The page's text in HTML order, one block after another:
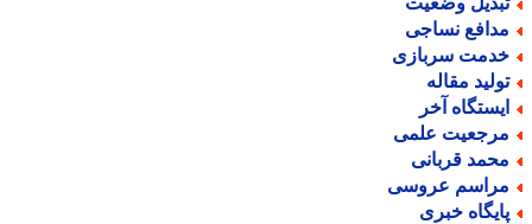
نساجی
سربازی
مقاله
آخر
علمی
قربانی
عروسی
خبری